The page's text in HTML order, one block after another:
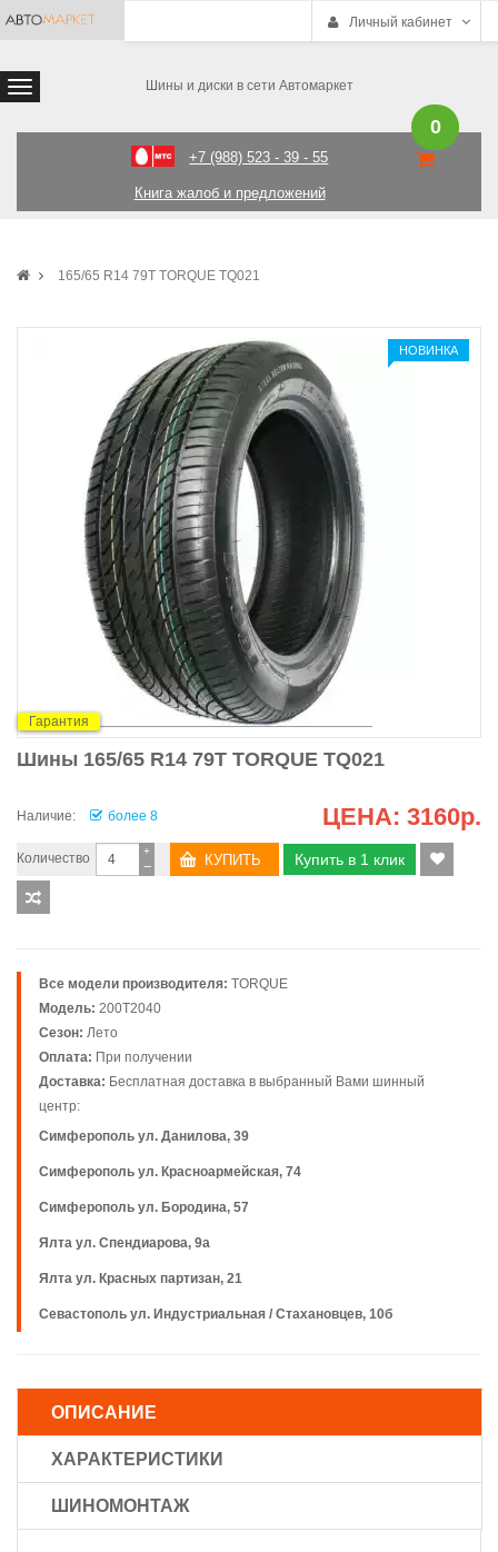
Личный кабинет
Шины и диски в сети Автомаркет
+7 (988) 523 - 39 - 55
Книга жалоб и предложений
0
165/65 R14 79T TORQUE TQ021
Гарантия
НОВИНКА
Шины 165/65 R14 79T TORQUE TQ021
Наличие: более 8 ЦЕНА: 3160р.
Количество −
+ Купить в 1 клик
Все модели производителя: TORQUE
Модель: 200T2040
Сезон: Лето
Оплата: При получении
Доставка: Бесплатная доставка в выбранный Вами шинный
центр:
Симферополь ул. Данилова, 39
Симферополь ул. Красноармейская, 74
Симферополь ул. Бородина, 57
Ялта ул. Спендиарова, 9а
Ялта ул. Красных партизан, 21
Севастополь ул. Индустриальная / Стахановцев, 10б
ОПИСАНИЕ
ХАРАКТЕРИСТИКИ
ШИНОМОНТАЖ